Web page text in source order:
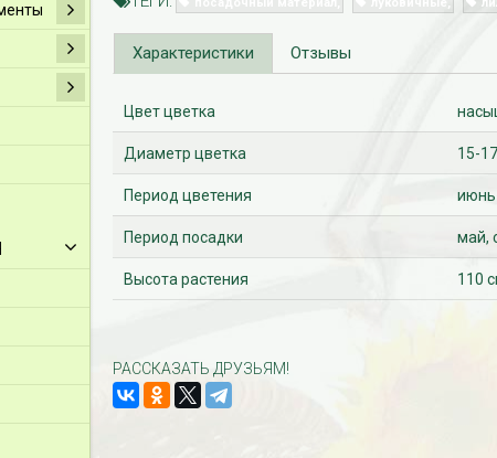
Характеристики Отзывы
Цвет цветка
Диаметр цветка 15-
Период цветения
Период посадки май,
Высота растения 110
РАССКАЗАТЬ ДРУЗЬЯМ!